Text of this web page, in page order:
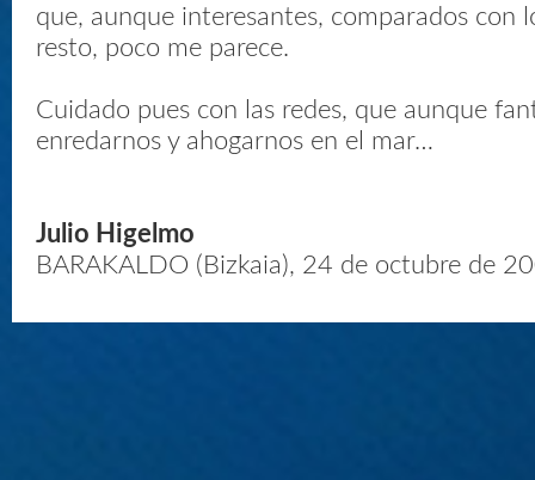
que, aunque interesantes, comparados con
resto, poco me parece.
Cuidado pues con las redes, que aunque
enredarnos y ahogarnos en el mar…
Julio Higelmo
BARAKALDO (Bizkaia), 24 de octubre de